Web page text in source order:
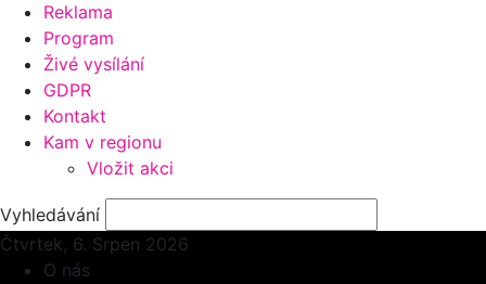
Reklama
Program
Živé vysílání
GDPR
Kontakt
Kam v regionu
Vložit akci
Vyhledávání
Čtvrtek, 6. Srpen 2026
O nás